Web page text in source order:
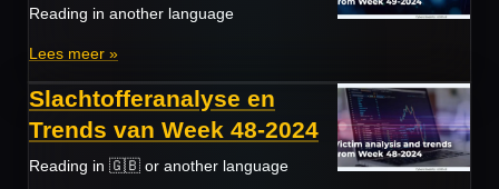
Reading in another language
Lees meer »
Slachtofferanalyse en
Trends van Week 48-2024
Reading in 🇬🇧 or another language